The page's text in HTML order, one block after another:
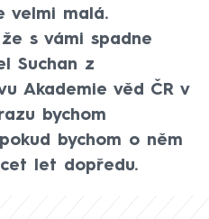
velmi malá.
s vámi spadne
Suchan z
Akademie věd ČR v
bychom
bychom o něm
let dopředu.